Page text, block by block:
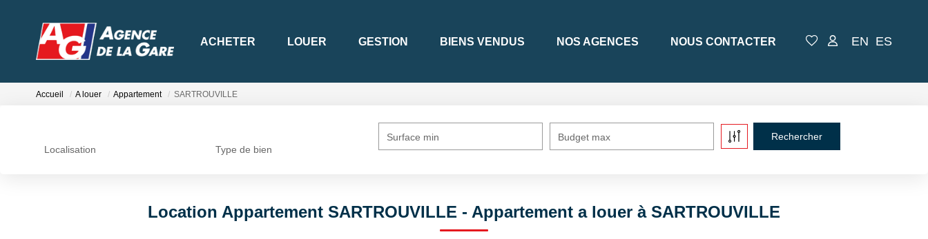
ACHETER LOUER GESTION BIENS VENDUS NOS AGENCES NOUS CONTACTER EN ES
Accueil A louer Appartement SARTROUVILLE
Localisation Type de bien
Surface min Budget max
Location Appartement SARTROUVILLE - Appartement a louer à SARTROUVILLE